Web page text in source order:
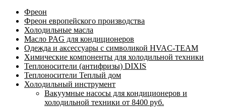
Фреон
Фреон европейского производства
Холодильные масла
Масло PAG для кондиционеров
Одежда и аксессуары с символикой HVAC-TEAM
Химические компоненты для холодильной техники
Теплоносители (антифризы) DIXIS
Теплоносители Теплый дом
Холодильный инструмент
Вакуумные насосы для кондиционеров и
холодильной техники от 8400 руб.